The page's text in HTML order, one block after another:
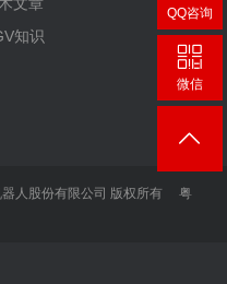
文章
知识
人股份有限公司 版权所有
粤
3860
QQ咨询
微信